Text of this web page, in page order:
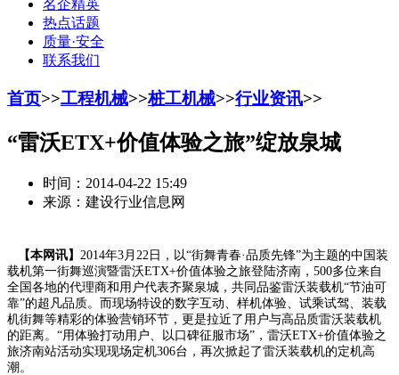
名企精英
热点话题
质量·安全
联系我们
首页>>工程机械>>桩工机械>>行业资讯>>
“雷沃ETX+价值体验之旅”绽放泉城
时间：2014-04-22 15:49
来源：建设行业信息网
【本网讯】 2014年3月22日，以“街舞青春·品质先锋”为主题的中国装
载机第一街舞巡演暨雷沃ETX+价值体验之旅登陆济南，500多位来自
全国各地的代理商和用户代表齐聚泉城，共同品鉴雷沃装载机“节油可
靠”的超凡品质。而现场特设的数字互动、样机体验、试乘试驾、装载
机街舞等精彩的体验营销环节，更是拉近了用户与高品质雷沃装载机
的距离。“用体验打动用户、以口碑征服市场”，雷沃ETX+价值体验之
旅济南站活动实现现场定机306台，再次掀起了雷沃装载机的定机高
潮。